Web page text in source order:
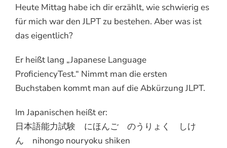
Heute Mittag habe ich dir erzählt, wie schwierig es
für mich war den JLPT zu bestehen. Aber was ist
das eigentlich?
Er heißt lang „Japanese Language
ProficiencyTest.“ Nimmt man die ersten
Buchstaben kommt man auf die Abkürzung JLPT.
Im Japanischen heißt er:
日本語能力試験 にほんご のうりょく しけ
ん nihongo nouryoku shiken